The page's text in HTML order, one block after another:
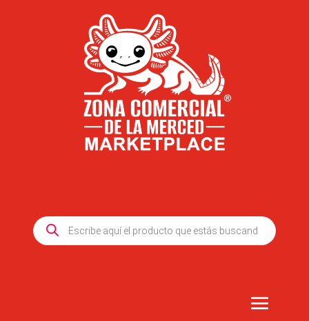
Products
search